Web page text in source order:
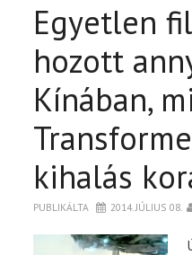
Egyetlen
hozott
Kínában,
kihalás
PUBLIKÁLTA 2014. JÚLIUS 08.